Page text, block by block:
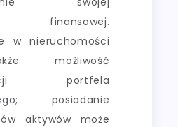
finansowej.
w nieruchomości
możliwość
portfela
posiadanie
aktywów może